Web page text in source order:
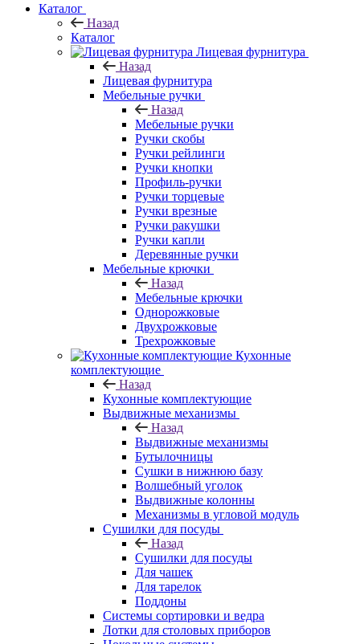
Каталог
Назад
Каталог
Лицевая фурнитура
Назад
Лицевая фурнитура
Мебельные ручки
Назад
Мебельные ручки
Ручки скобы
Ручки рейлинги
Ручки кнопки
Профиль-ручки
Ручки торцевые
Ручки врезные
Ручки ракушки
Ручки капли
Деревянные ручки
Мебельные крючки
Назад
Мебельные крючки
Однорожковые
Двухрожковые
Трехрожковые
Кухонные
комплектующие
Назад
Кухонные комплектующие
Выдвижные механизмы
Назад
Выдвижные механизмы
Бутылочницы
Сушки в нижнюю базу
Волшебный уголок
Выдвижные колонны
Механизмы в угловой модуль
Сушилки для посуды
Назад
Сушилки для посуды
Для чашек
Для тарелок
Поддоны
Системы сортировки и ведра
Лотки для столовых приборов